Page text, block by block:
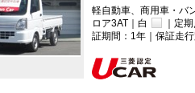
軽自動車、商用車・バ
ロア3AT｜白
｜定
証期間：1年｜保証走